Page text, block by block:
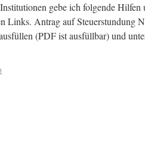
gebe ich folgende Hilfen
Links. Antrag auf Steuerstundung
(PDF ist ausfüllbar) und